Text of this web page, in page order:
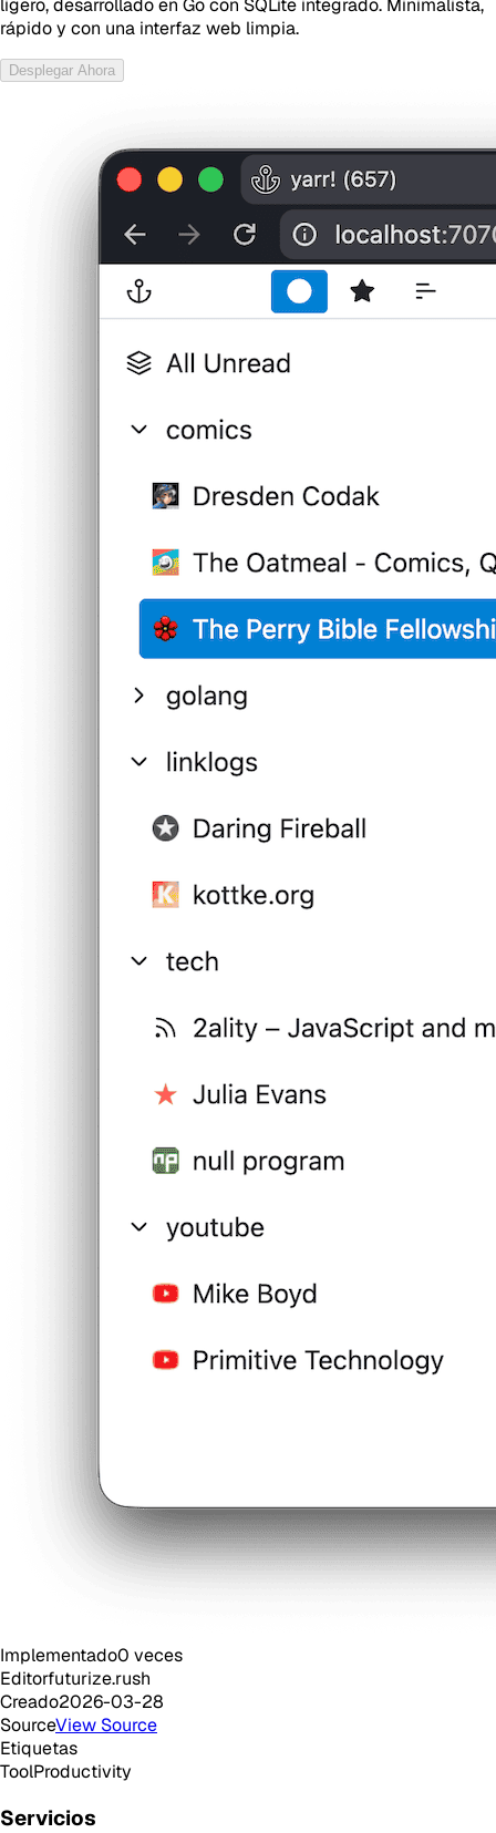
ligero, desarrollado en Go con SQLite integrado. Minimalista,
rápido y con una interfaz web limpia.
Desplegar Ahora
Implementado0 veces
Editorfuturize.rush
Creado2026-03-28
SourceView Source
Etiquetas
ToolProductivity
Servicios